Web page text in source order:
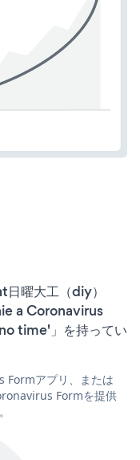
曜大工（diy）
a Coronavirus
time'」を持ってい
Formアプリ、または
Formを提供